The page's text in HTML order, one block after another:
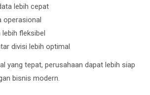
lebih cepat
operasional
fleksibel
divisi lebih optimal
yang tepat, perusahaan dapat lebih siap
bisnis modern.